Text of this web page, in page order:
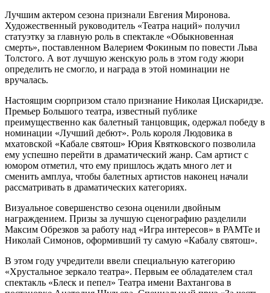
Лучшим актером сезона признали Евгения Миронова.
Художественный руководитель «Театра наций» получил
статуэтку за главную роль в спектакле «Обыкновенная
смерть», поставленном Валерием Фокиным по повести Льва
Толстого. А вот лучшую женскую роль в этом году жюри
определить не смогло, и награда в этой номинации не
вручалась.
Настоящим сюрпризом стало признание Николая Цискаридзе.
Премьер Большого театра, известный публике
преимущественно как балетный танцовщик, одержал победу в
номинации «Лучший дебют». Роль короля Людовика в
мхатовской «Кабале святош» Юрия Квятковского позволила
ему успешно перейти в драматический жанр. Сам артист с
юмором отметил, что ему пришлось ждать много лет и
сменить амплуа, чтобы балетных артистов наконец начали
рассматривать в драматических категориях.
Визуальное совершенство сезона оценили двойным
награждением. Призы за лучшую сценографию разделили
Максим Обрезков за работу над «Игра интересов» в РАМТе и
Николай Симонов, оформивший ту самую «Кабалу святош».
В этом году учредители ввели специальную категорию
«Хрустальное зеркало театра». Первым ее обладателем стал
спектакль «Блеск и пепел» Театра имени Вахтангова в